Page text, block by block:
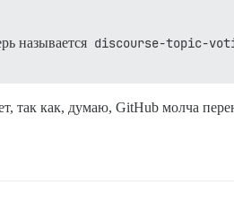
называется discourse-topic-
как, думаю, GitHub молча